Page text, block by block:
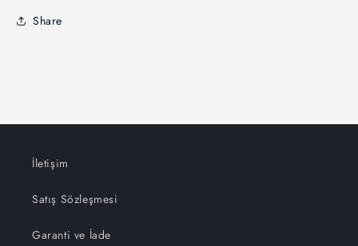
Share
İletişim
Satış Sözleşmesi
Garanti ve İade